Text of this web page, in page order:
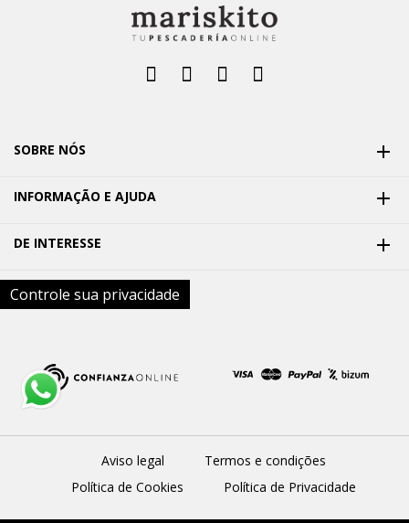
SOBRE NÓS 
INFORMAÇÃO E AJUDA 
DE INTERESSE 
Controle sua privacidade
Aviso legal
Termos e condições
Política de Cookies
Política de Privacidade